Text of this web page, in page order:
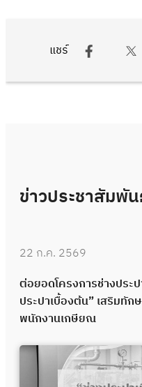
แชร์
ข่าวประชาสัมพัน
22 ก.ค. 2569
ต่อยอดโครงการช่างประ
ประปาเบื้องต้น” เสริมทัก
พนักงานเกษียณ